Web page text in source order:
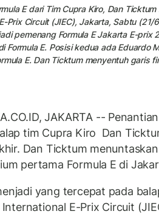
E dari Tim Cupra Kiro, Dan
Prix Circuit (JIEC), Jakarta, Sabtu
pemenang Formula E Jakarta E-
Formula E. Posisi kedua ada Eduardo
E. Dan Ticktum menyentuh
JAKARTA --
tim Cupra Kiro Dan
Dan Ticktum
pertama Formula E di
yang tercepat pada
E-Prix Circuit